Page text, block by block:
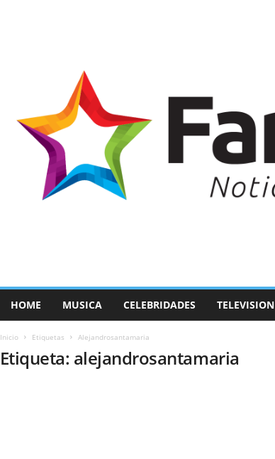
HOME MUSICA CELEBRIDADES TELEVISION
Inicio Etiquetas Alejandrosantamaria
Etiqueta: alejandrosantamaria